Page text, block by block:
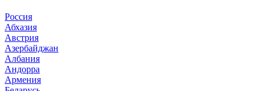
Россия
Абхазия
Австрия
Азербайджан
Албания
Андорра
Армения